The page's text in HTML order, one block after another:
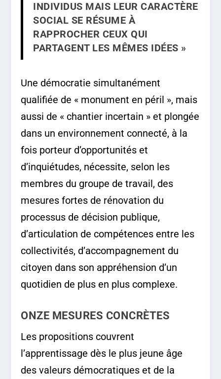
INDIVIDUS MAIS LEUR CARACTÈRE
SOCIAL SE RÉSUME À
RAPPROCHER CEUX QUI
PARTAGENT LES MÊMES IDÉES »
Une démocratie simultanément
qualifiée de « monument en péril », mais
aussi de « chantier incertain » et plongée
dans un environnement connecté, à la
fois porteur d’opportunités et
d’inquiétudes, nécessite, selon les
membres du groupe de travail, des
mesures fortes de rénovation du
processus de décision publique,
d’articulation de compétences entre les
collectivités, d’accompagnement du
citoyen dans son appréhension d’un
quotidien de plus en plus complexe.
ONZE MESURES CONCRÈTES
Les propositions couvrent
l’apprentissage dès le plus jeune âge
des valeurs démocratiques et de la